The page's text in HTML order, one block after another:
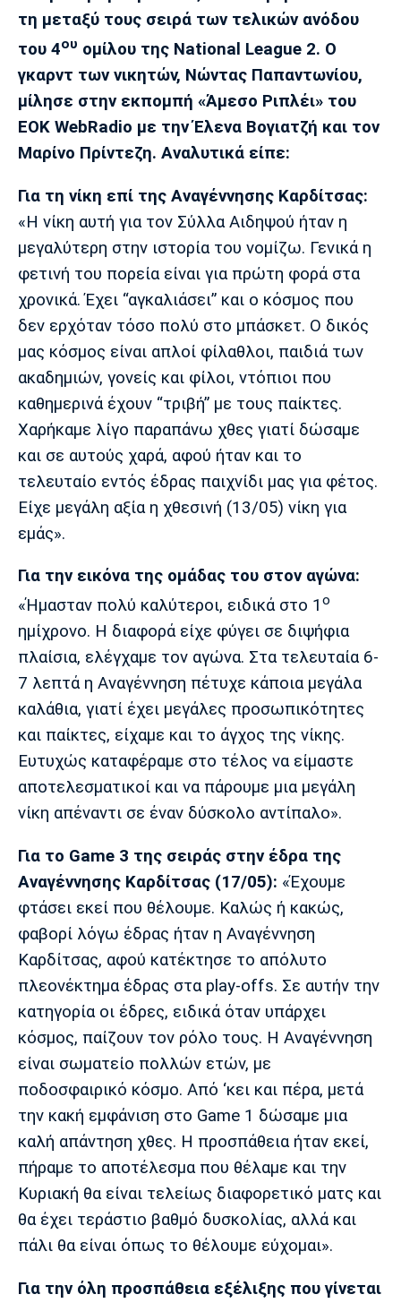
Πολιτισμός
Τραγούδια
Cine Spot
Running
Παρασκήνιο
Πρόγραμμα TV
Ιωνικός Κηφισιά Πανσερραϊκός
Μπαρτσελόνα
Ρεάλ
Μαδρίτης
Ατλέτικο
Μαδρίτης
Μάντσεστερ
Γιουνάιτεντ
Τσέλσι Άρσεναλ
Λίβερπουλ
Μάντσεστερ
Γιουβέντους
Ίντερ Μίλαν Μπάγερν
Ντόρτμουντ
Παρί Σεν
Ζερμέν
Ερυθρός
Αστέρας
τη μεταξύ τους σειρά των τελικών ανόδου
του 4ου ομίλου της National League 2. Ο
γκαρντ των νικητών, Νώντας Παπαντωνίου,
μίλησε στην εκπομπή «Άμεσο Ριπλέι» του
EOK WebRadio με την Έλενα Βογιατζή και τον
Μαρίνο Πρίντεζη. Αναλυτικά είπε:
Για τη νίκη επί της Αναγέννησης Καρδίτσας:
«Η νίκη αυτή για τον Σύλλα Αιδηψού ήταν η
μεγαλύτερη στην ιστορία του νομίζω. Γενικά η
φετινή του πορεία είναι για πρώτη φορά στα
χρονικά. Έχει “αγκαλιάσει” και ο κόσμος που
δεν ερχόταν τόσο πολύ στο μπάσκετ. Ο δικός
μας κόσμος είναι απλοί φίλαθλοι, παιδιά των
ακαδημιών, γονείς και φίλοι, ντόπιοι που
καθημερινά έχουν “τριβή” με τους παίκτες.
Χαρήκαμε λίγο παραπάνω χθες γιατί δώσαμε
και σε αυτούς χαρά, αφού ήταν και το
τελευταίο εντός έδρας παιχνίδι μας για φέτος.
Είχε μεγάλη αξία η χθεσινή (13/05) νίκη για
εμάς».
Για την εικόνα της ομάδας του στον αγώνα:
«Ήμασταν πολύ καλύτεροι, ειδικά στο 1 ο
ημίχρονο. Η διαφορά είχε φύγει σε διψήφια
πλαίσια, ελέγχαμε τον αγώνα. Στα τελευταία 6-
7 λεπτά η Αναγέννηση πέτυχε κάποια μεγάλα
καλάθια, γιατί έχει μεγάλες προσωπικότητες
και παίκτες, είχαμε και το άγχος της νίκης.
Ευτυχώς καταφέραμε στο τέλος να είμαστε
αποτελεσματικοί και να πάρουμε μια μεγάλη
νίκη απέναντι σε έναν δύσκολο αντίπαλο».
Για το Game 3 της σειράς στην έδρα της
Αναγέννησης Καρδίτσας (17/05): «Έχουμε
φτάσει εκεί που θέλουμε. Καλώς ή κακώς,
φαβορί λόγω έδρας ήταν η Αναγέννηση
Καρδίτσας, αφού κατέκτησε το απόλυτο
πλεονέκτημα έδρας στα play-offs. Σε αυτήν την
κατηγορία οι έδρες, ειδικά όταν υπάρχει
κόσμος, παίζουν τον ρόλο τους. Η Αναγέννηση
είναι σωματείο πολλών ετών, με
ποδοσφαιρικό κόσμο. Από ‘κει και πέρα, μετά
την κακή εμφάνιση στο Game 1 δώσαμε μια
καλή απάντηση χθες. Η προσπάθεια ήταν εκεί,
πήραμε το αποτέλεσμα που θέλαμε και την
Κυριακή θα είναι τελείως διαφορετικό ματς και
θα έχει τεράστιο βαθμό δυσκολίας, αλλά και
πάλι θα είναι όπως το θέλουμε εύχομαι».
Για την όλη προσπάθεια εξέλιξης που γίνεται